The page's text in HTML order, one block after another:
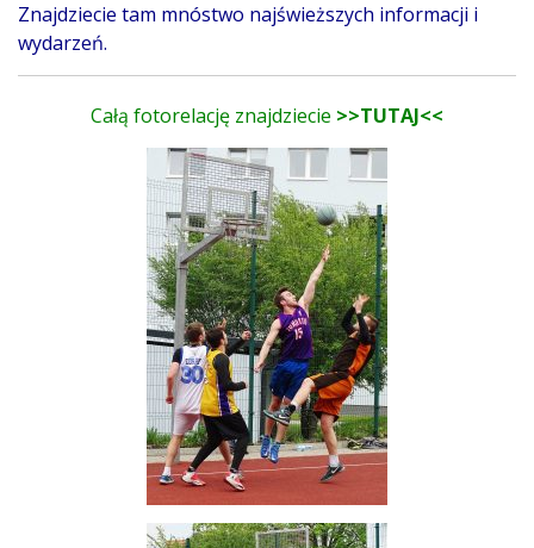
Znajdziecie tam mnóstwo najświeższych informacji i
wydarzeń.
Całą fotorelację znajdziecie >>TUTAJ<<